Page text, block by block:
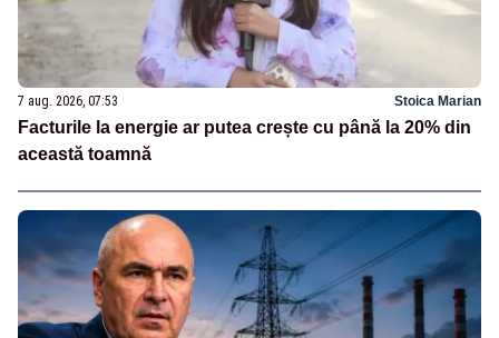
7 aug. 2026, 07:53 Stoica Marian
Facturile la energie ar putea crește cu până la 20% din
această toamnă